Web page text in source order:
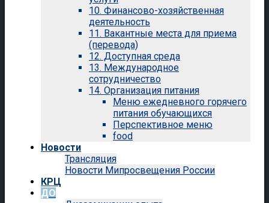
10. Финансово-хозяйственная
деятельность
11. Вакантные места для приема
(перевода)
12. Доступная среда
13. Международное
сотрудничество
14. Организация питания
Меню ежедневного горячего
питания обучающихся
Перспективное меню
food
Новости
Трансляция
Новости Мипросвещения России
КРЦ
ДО